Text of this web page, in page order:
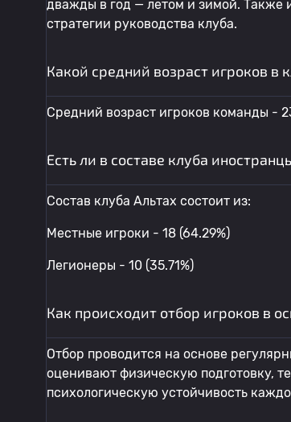
дважды в год — летом и зимой. Также
стратегии руководства клуба.
Какой средний возраст игроков в
Средний возраст игроков команды -
Есть ли в составе клуба
Состав клуба Альтах состоит из:
Местные игроки - 18 (64.29%)
Легионеры - 10 (35.71%)
Как происходит отбор игроков в
Отбор проводится на основе
оценивают физическую подготовку,
психологическую устойчивость